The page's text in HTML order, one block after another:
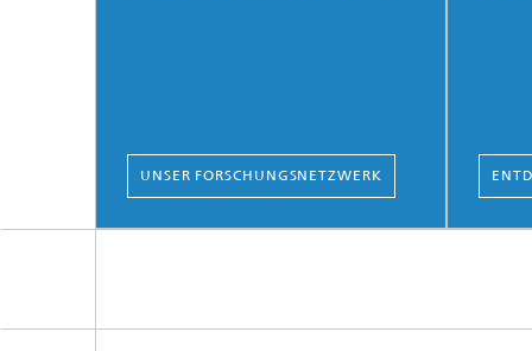
UNSER FORSCHUNGSNETZWERK